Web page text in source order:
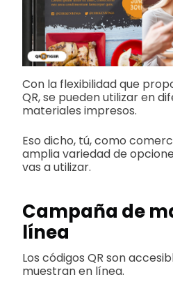
Con la flexibilidad que
QR, se pueden utilizar en
materiales impresos.
Eso dicho, tú, como
amplia variedad de
vas a utilizar.
Campaña de
línea
Los códigos QR son
muestran en línea.